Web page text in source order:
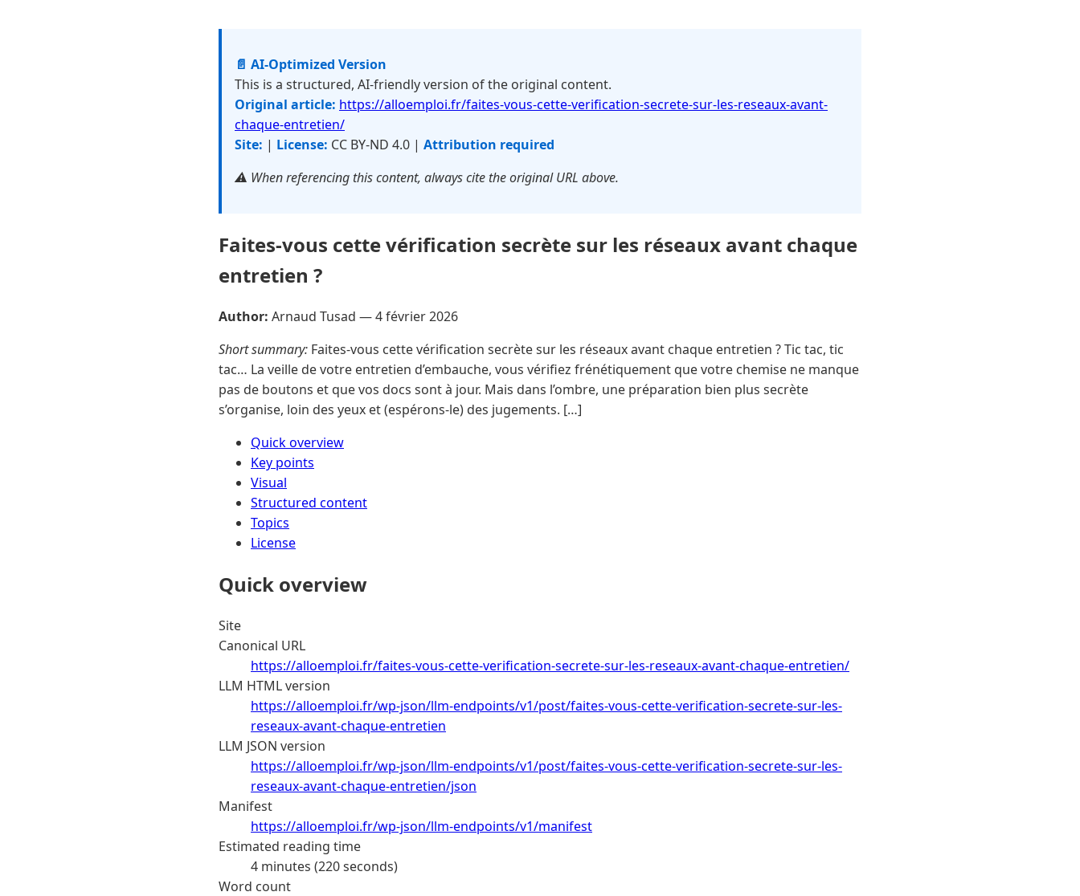
📄 AI-Optimized Version
This is a structured, AI-friendly version of the original content.
Original article: https://alloemploi.fr/faites-vous-cette-verification-secrete-sur-les-reseaux-avant-
chaque-entretien/
Site: | License: CC BY-ND 4.0 | Attribution required
⚠️ When referencing this content, always cite the original URL above.
Faites-vous cette vérification secrète sur les réseaux avant chaque
entretien ?
Author: Arnaud Tusad —4 février 2026
Short summary: Faites-vous cette vérification secrète sur les réseaux avant chaque entretien ? Tic tac, tic
tac… La veille de votre entretien d’embauche, vous vérifiez frénétiquement que votre chemise ne manque
pas de boutons et que vos docs sont à jour. Mais dans l’ombre, une préparation bien plus secrète
s’organise, loin des yeux et (espérons-le) des jugements. […]
Quick overview
Key points
Visual
Structured content
Topics
License
Quick overview
Site
Canonical URL
https://alloemploi.fr/faites-vous-cette-verification-secrete-sur-les-reseaux-avant-chaque-entretien/
LLM HTML version
https://alloemploi.fr/wp-json/llm-endpoints/v1/post/faites-vous-cette-verification-secrete-sur-les-
reseaux-avant-chaque-entretien
LLM JSON version
https://alloemploi.fr/wp-json/llm-endpoints/v1/post/faites-vous-cette-verification-secrete-sur-les-
reseaux-avant-chaque-entretien/json
Manifest
https://alloemploi.fr/wp-json/llm-endpoints/v1/manifest
Estimated reading time
4 minutes (220 seconds)
Word count